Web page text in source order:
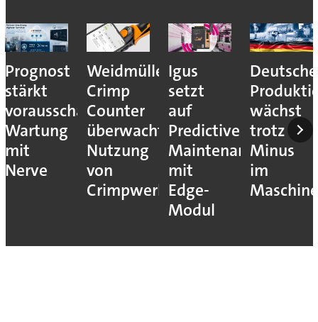
Prognost
stärkt
vorausschauende
Wartung
mit
Nerve
Weidmüller:
Crimp
Counter
überwacht
Nutzung
von
Crimpwerkzeugen
Igus
setzt
auf
Predictive
Maintenance
mit
Edge-
Modul
Deutsche
wächst
trotz
Minus
im